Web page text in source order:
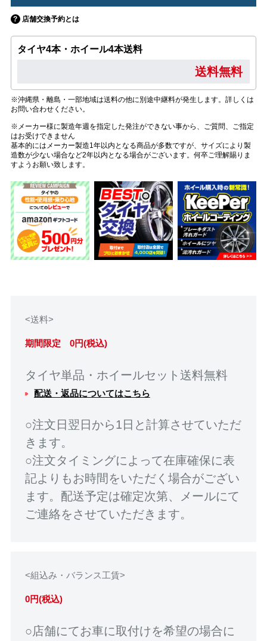
店舗交換予約とは
タイヤ4本・ホイール4本送料
送料無料
※沖縄県・離島・一部地域は送料の他に別途中継料が発生します。詳しくは
お問い合わせください。
※メーカー様に製造年週を指定した発注ができない事から、ご質問、ご指定
はお受けできません
基本的にはメーカー製造1年以内となる商品が多数ですが、サイズにより製
造数が少ない場合など2年以内となる場合がございます。何卒ご理解賜りま
すようお願い致します。
<送料>
期間限定 0円(税込)
タイヤ単品・ホイールセット送料無料
配送・返品についてはこちら
○注文日翌日から1日と計算させていただ
きます。
○注文タイミングによって在庫確保に表
記よりもお時間をいただく場合がござい
ます。配送予定は確定次第、メールにて
ご連絡をさせていただきます。
<組込み・バランス工賃>
0円(税込)
○店舗にてお車に取付けを希望の場合に